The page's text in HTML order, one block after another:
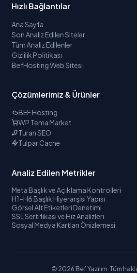
Hızlı Bağlantılar
Ana Sayfa
Son Analiz Edilen Siteler
Tüm Analiz Edilenler
Gizlilik Politikası
BefHosting Web Sitesi
Çözümlerimiz & Ürünler
BEF Hosting
WP Tema Market
Turan SEO
Tulpar Cache
Analiz Edilen Metrikler
Meta Başlık ve Açıklama Kontrolleri
H1–H6 Başlık Hiyerarşisi Yapısı
Görsel Alt Etiketleri Denetimi
SSL Sertifikası ve Hız Analizleri
Sosyal Medya Kartları Önizlemesi
© 2026 Bef Yazılım. Tüm